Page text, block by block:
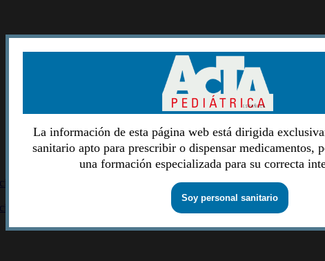
lectores
autores
La información de esta página web está dirigida
sanitario apto para prescribir o dispensar medicamentos,
una formación especializada para su correcta
Soy personal sanitario